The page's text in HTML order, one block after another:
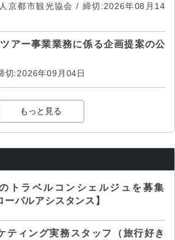
京都市観光協会 / 締切:2026年08月14
アー事業業務に係る企画提案の公
切:2026年09月04日
もっと見る
トラベルコンシェルジュを募集
ーバルアシスタンス】
ティング実務スタッフ（旅行好き